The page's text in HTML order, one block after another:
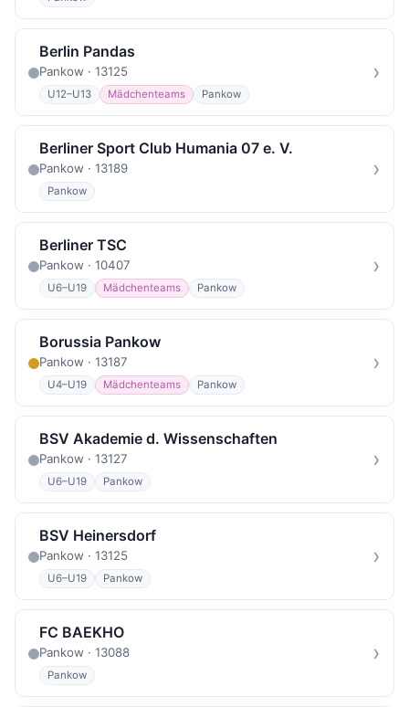
Berlin Pandas
Pankow · 13125
U12–U13 Mädchenteams Pankow
›
Berliner Sport Club Humania 07 e. V.
Pankow · 13189
Pankow
›
Berliner TSC
Pankow · 10407
U6–U19 Mädchenteams Pankow
›
Borussia Pankow
Pankow · 13187
U4–U19 Mädchenteams Pankow
›
BSV Akademie d. Wissenschaften
Pankow · 13127
U6–U19 Pankow
›
BSV Heinersdorf
Pankow · 13125
U6–U19 Pankow
›
FC BAEKHO
Pankow · 13088
Pankow
›